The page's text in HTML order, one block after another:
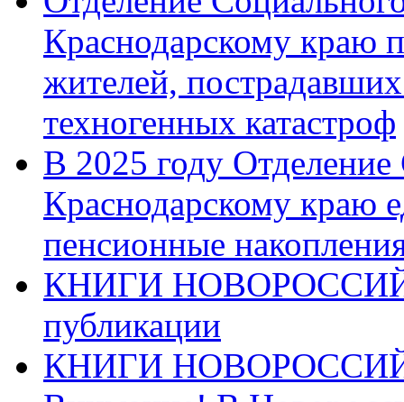
Краснодарскому краю
жителей,
техногенных катастроф
В 2025 году
Краснодарскому краю
пенсионные
КНИГИ
публикации
КНИГИ